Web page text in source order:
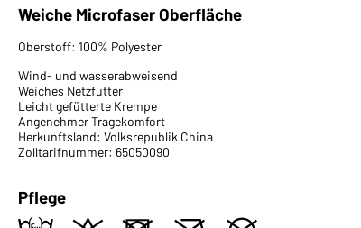
Weiche Microfaser Oberfläche
Oberstoff: 100% Polyester
Wind- und wasserabweisend
Weiches Netzfutter
Leicht gefütterte Krempe
Angenehmer Tragekomfort
Herkunftsland: Volksrepublik China
Zolltarifnummer: 65050090
Pflege